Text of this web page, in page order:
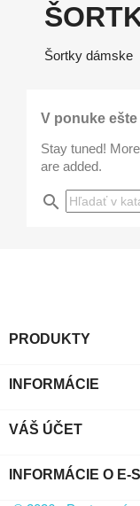
Šortky dámske
V ponuke
Stay tuned!
are added.
search
PRODUKTY
INFORMÁCIE
VÁŠ ÚČET
INFORMÁCIE O E-